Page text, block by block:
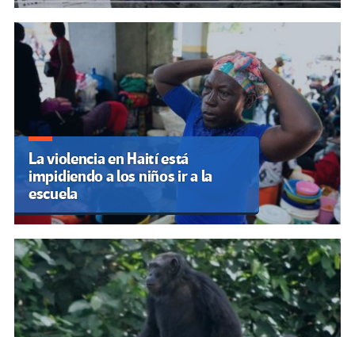
La violencia en Haití está
impidiendo a los niños ir a la
escuela